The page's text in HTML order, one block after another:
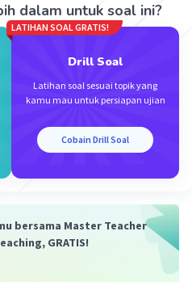
dalam untuk soal ini?
LATIHAN SOAL GRATIS!
Drill Soal
Latihan soal sesuai topik yang
kamu mau untuk persiapan ujian
Cobain Drill Soal
bersama Master Teacher
GRATIS!